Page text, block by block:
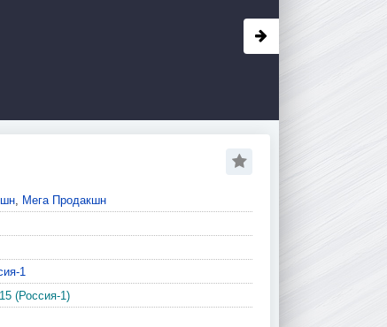
, Мега Продакшн
1
(Россия-1)